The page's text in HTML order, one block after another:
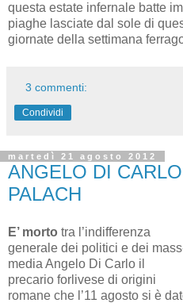
questa estate infernale batte
piaghe lasciate dal sole di
giornate della settimana
3 commenti:
Condividi
martedì 21 agosto 2012
ANGELO DI
PALACH
E’ morto tra l’indifferenza
generale dei politici e dei
media Angelo Di Carlo il
precario forlivese di origini
romane che l’11 agosto si è